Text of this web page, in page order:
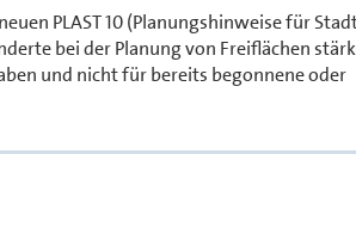
PLAST 10 (Planungshinweise für
bei der Planung von Freiflächen
und nicht für bereits begonnene oder